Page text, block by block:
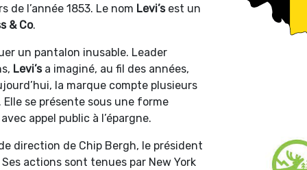
de l’année 1853. Le nom Levi’s est un
& Co.
un pantalon inusable. Leader
Levi’sa imaginé, au fil des années,
la marque compte plusieurs
se présente sous une forme
appel public à l’épargne.
direction de Chip Bergh, le président
actions sont tenues par New York